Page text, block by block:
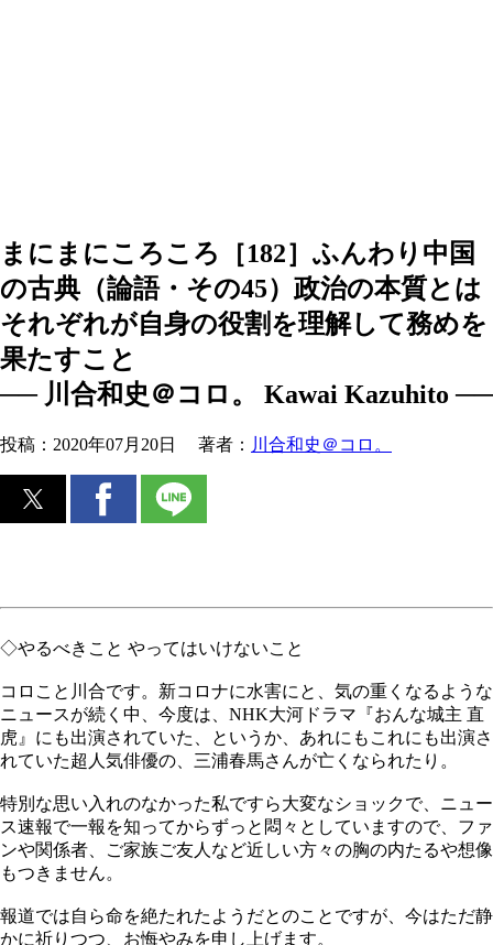
まにまにころころ［182］ふんわり中国
の古典（論語・その45）政治の本質とは
それぞれが自身の役割を理解して務めを
果たすこと
── 川合和史＠コロ。 Kawai Kazuhito ──
投稿： 2020年07月20日 著者： 川合和史＠コロ。
◇やるべきこと やってはいけないこと
コロこと川合です。新コロナに水害にと、気の重くなるような
ニュースが続く中、今度は、NHK大河ドラマ『おんな城主 直
虎』にも出演されていた、というか、あれにもこれにも出演さ
れていた超人気俳優の、三浦春馬さんが亡くなられたり。
特別な思い入れのなかった私ですら大変なショックで、ニュー
ス速報で一報を知ってからずっと悶々としていますので、ファ
ンや関係者、ご家族ご友人など近しい方々の胸の内たるや想像
もつきません。
報道では自ら命を絶たれたようだとのことですが、今はただ静
かに祈りつつ、お悔やみを申し上げます。